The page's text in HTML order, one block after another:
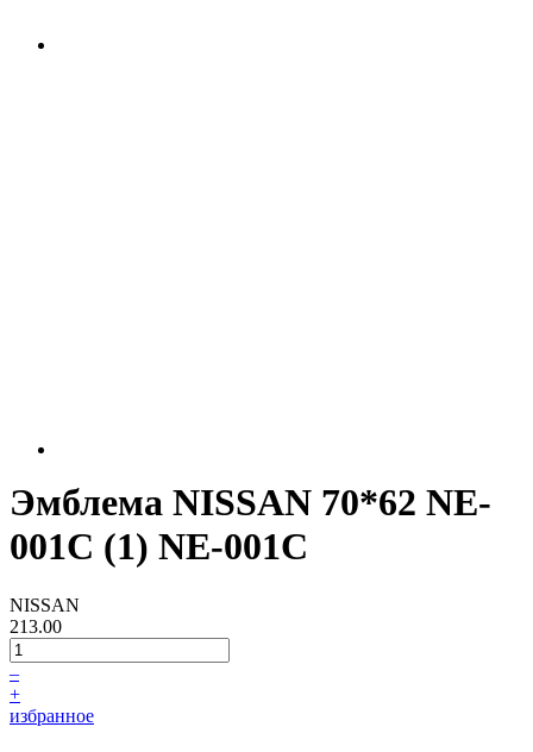
Эмблема NISSAN 70*62 NE-
001C (1) NE-001C
NISSAN
213.00
–
+
избранное